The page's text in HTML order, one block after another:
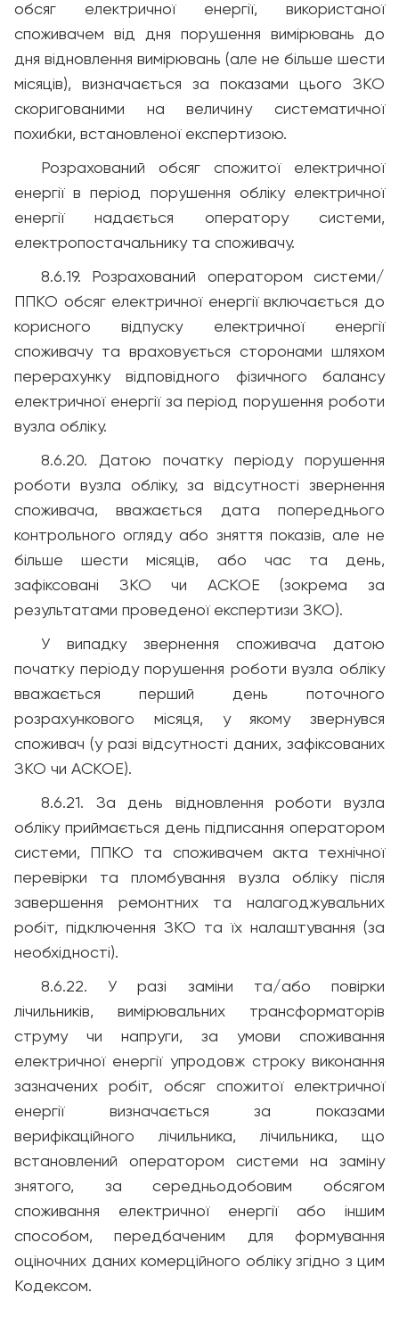
обсяг електричної енергії, використаної
споживачем від дня порушення вимірювань до
дня відновлення вимірювань (але не більше шести
місяців), визначається за показами цього ЗКО
скоригованими на величину систематичної
похибки, встановленої експертизою.
Розрахований обсяг спожитої електричної
енергії в період порушення обліку електричної
енергії надається оператору системи,
електропостачальнику та споживачу.
8.6.19. Розрахований оператором системи/
ППКО обсяг електричної енергії включається до
корисного відпуску електричної енергії
споживачу та враховується сторонами шляхом
перерахунку відповідного фізичного балансу
електричної енергії за період порушення роботи
вузла обліку.
8.6.20. Датою початку періоду порушення
роботи вузла обліку, за відсутності звернення
споживача, вважається дата попереднього
контрольного огляду або зняття показів, але не
більше шести місяців, або час та день,
зафіксовані ЗКО чи АСКОЕ (зокрема за
результатами проведеної експертизи ЗКО).
У випадку звернення споживача датою
початку періоду порушення роботи вузла обліку
вважається перший день поточного
розрахункового місяця, у якому звернувся
споживач (у разі відсутності даних, зафіксованих
ЗКО чи АСКОЕ).
8.6.21. За день відновлення роботи вузла
обліку приймається день підписання оператором
системи, ППКО та споживачем акта технічної
перевірки та пломбування вузла обліку після
завершення ремонтних та налагоджувальних
робіт, підключення ЗКО та їх налаштування (за
необхідності).
8.6.22. У разі заміни та/або повірки
лічильників, вимірювальних трансформаторів
струму чи напруги, за умови споживання
електричної енергії упродовж строку виконання
зазначених робіт, обсяг спожитої електричної
енергії визначається за показами
верифікаційного лічильника, лічильника, що
встановлений оператором системи на заміну
знятого, за середньодобовим обсягом
споживання електричної енергії або іншим
способом, передбаченим для формування
оціночних даних комерційного обліку згідно з цим
Кодексом.